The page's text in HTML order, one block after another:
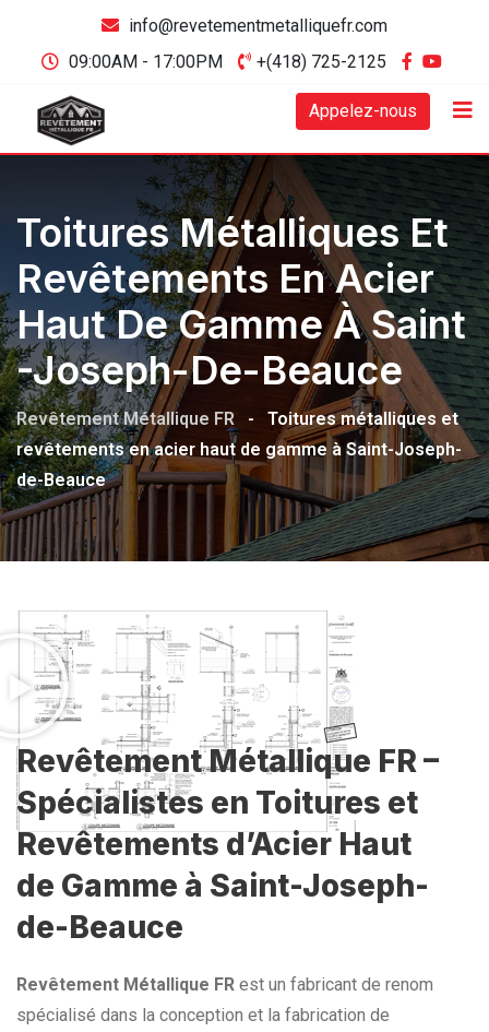
info@revetementmetalliquefr.com
09:00AM - 17:00PM
+(418) 725-2125
Appelez-nous
Toitures Métalliques Et
Revêtements En Acier
Haut De Gamme À Saint
-Joseph-De-Beauce
Revêtement Métallique FR -
Toitures métalliques et
revêtements en acier haut de gamme à Saint-Joseph-
de-Beauce
Revêtement Métallique FR –
Spécialistes en Toitures et
Revêtements d’Acier Haut
de Gamme à Saint-Joseph-
de-Beauce
Revêtement Métallique FR est un fabricant de renom
spécialisé dans la conception et la fabrication de